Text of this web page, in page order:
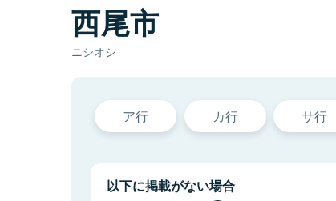
西尾市
ニシオシ
ア行 カ行 サ行
以下に掲載がない場合